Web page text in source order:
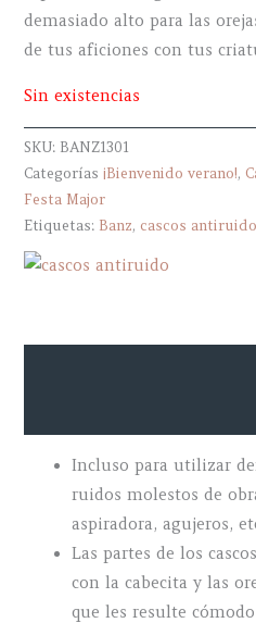
demasiado alto para las
de tus aficiones con tus
Sin existencias
SKU: BANZ1301
Categorías¡Bienvenido verano!,
Festa Major
Etiquetas: Banz, cascos antiruido
Incluso para utilizar
ruidos molestos de
aspiradora, agujeros,
Las partes de los
con la cabecita y las
que les resulte